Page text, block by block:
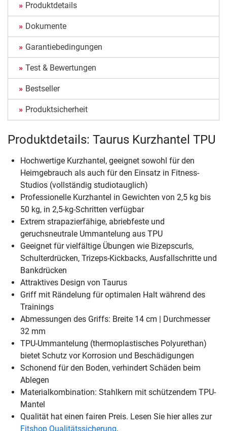
Produktdetails
Dokumente
Garantiebedingungen
Test & Bewertungen
Bestseller
Produktsicherheit
Produktdetails: Taurus Kurzhantel TPU
Hochwertige Kurzhantel, geeignet sowohl für den
Heimgebrauch als auch für den Einsatz in Fitness-
Studios (vollständig studiotauglich)
Professionelle Kurzhantel in Gewichten von 2,5 kg bis
50 kg, in 2,5-kg-Schritten verfügbar
Extrem strapazierfähige, abriebfeste und
geruchsneutrale Ummantelung aus TPU
Geeignet für vielfältige Übungen wie Bizepscurls,
Schulterdrücken, Trizeps-Kickbacks, Ausfallschritte und
Bankdrücken
Attraktives Design von Taurus
Griff mit Rändelung für optimalen Halt während des
Trainings
Abmessungen des Griffs: Breite 14 cm | Durchmesser
32 mm
TPU-Ummantelung (thermoplastisches Polyurethan)
bietet Schutz vor Korrosion und Beschädigungen
Schonend für den Boden, verhindert Schäden beim
Ablegen
Materialkombination: Stahlkern mit schützendem TPU-
Mantel
Qualität hat einen fairen Preis. Lesen Sie hier alles zur
Fitshop Qualitätssicherung.